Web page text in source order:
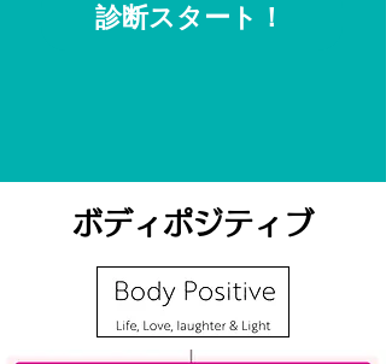
診断スタート！
ボディポジティブ